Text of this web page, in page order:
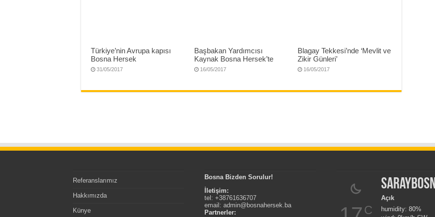
Türkiye’nin Avrupa kapısı
Bosna Hersek
31/05/2017
Başbakan Yardımcısı
Kaynak Bosna Hersek’te
16/05/2017
Blagay Tekkesi’nde ‘Mevlit ve
Zikir Günleri’
16/05/2017
Referanslarımız
Hakkımızda
Künye
Bosna Bizden Sorulur!
İletişim:
tel: +38761636707
email:admin@bosnahersek.ba
Partnerler:
C
Açık
humidity: 80%